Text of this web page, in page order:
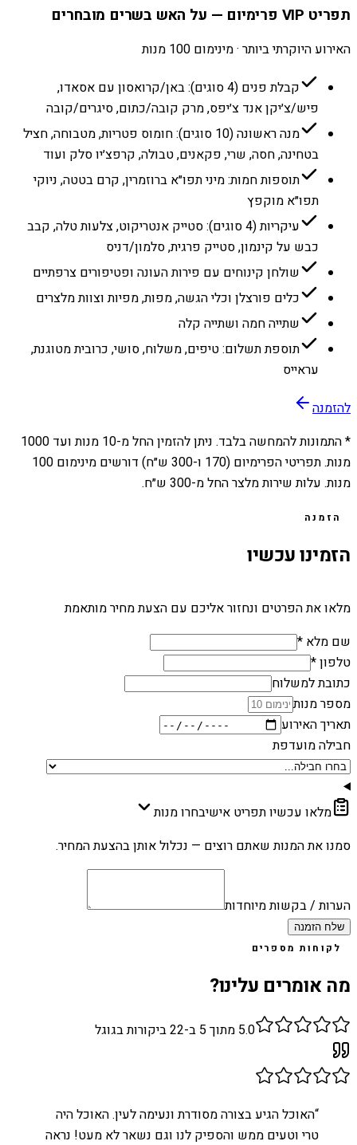
תפריט VIP פרימיום — על האש בשרים מובחרים
האירוע היוקרתי ביותר · מינימום 100 מנות
קבלת פנים (4 סוגים): באן/קרואסון עם אסאדו,
פיש/צ׳יקן אנד צ׳יפס, מרק קובה/כתום, סיגרים/קובה
מנה ראשונה (10 סוגים): חומוס פטריות, מטבוחה, חציל
בטחינה, חסה, שרי, פקאנים, טבולה, קרפצ׳יו סלק ועוד
תוספות חמות: מיני תפו״א ברוזמרין, קרם בטטה, ניוקי
תפו״א מוקפץ
עיקריות (4 סוגים): סטייק אנטריקוט, צלעות טלה, קבב
כבש על קינמון, סטייק פרגית, סלמון/דניס
שולחן קינוחים עם פירות העונה ופטיפורים צרפתיים
כלים פורצלן וכלי הגשה, מפות, מפיות וצוות מלצרים
שתייה חמה ושתייה קלה
תוספת תשלום: טיפים, משלוח, סושי, כרובית מטוגנת,
עראייס
להזמנה
* התמונות להמחשה בלבד. ניתן להזמין החל מ-10 מנות ועד 1000
מנות. תפריטי הפרימיום (170 ו-300 ש״ח) דורשים מינימום 100
מנות. עלות שירות מלצר החל מ-300 ש״ח.
הזמנה
הזמינו עכשיו
מלאו את הפרטים ונחזור אליכם עם הצעת מחיר מותאמת
שם מלא *
טלפון *
כתובת למשלוח
מספר מנות
תאריך האירוע
חבילה מועדפת
מלאו עכשיו תפריט אישיבחרו מנות
סמנו את המנות שאתם רוצים — נכלול אותן בהצעת המחיר.
הערות / בקשות מיוחדות
שלח הזמנה
לקוחות מספרים
מה אומרים עלינו?
5.0 מתוך 5 ב- 22ביקורות בגוגל
“האוכל הגיע בצורה מסודרת ונעימה לעין. האוכל היה
טרי וטעים ממש והספיק לנו וגם נשאר לא מעט! נראה